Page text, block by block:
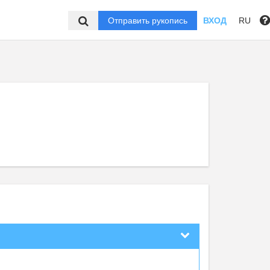
Отправить рукопись ВХОД RU